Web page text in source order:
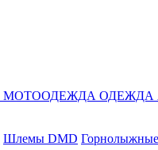
МОТООДЕЖДА ОДЕЖДА
Шлемы DMD